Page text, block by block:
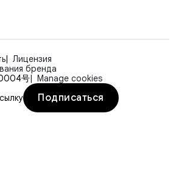
Лицензия
бренда
号
Manage cookies
Подписаться